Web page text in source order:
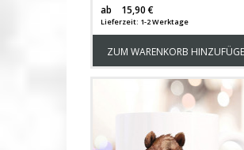
ab
15,90 €
Lieferzeit: 1-2 Werktage
ZUM WARENKORB